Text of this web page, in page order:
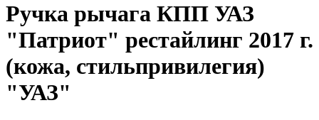
Ручка рычага КПП УАЗ
"Патриот" рестайлинг 2017 г.
(кожа, стильпривилегия)
"УАЗ"